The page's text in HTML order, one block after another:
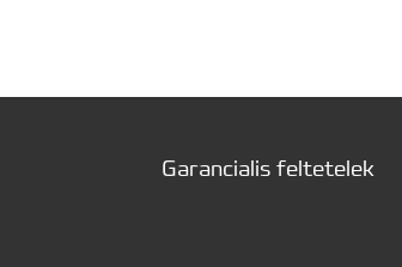
Garancialis feltetelek